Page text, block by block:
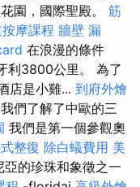
園，國際聖殿。 筋
摩課程 牆壁 漏
在浪漫的條件
利3800公里。 為了
店是小雞... 到府外燴
們了解了中歐的三
我們是第一個參觀奧
整復 除白蟻費用 美
亞的珍珠和象徵之一